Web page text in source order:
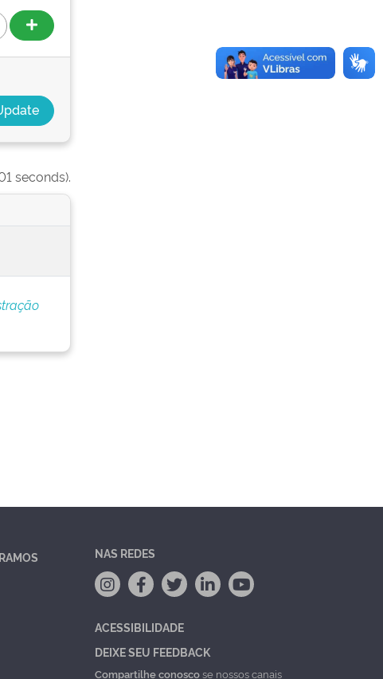
seconds).
NAS REDES
ACESSIBILIDADE
DEIXE SEU FEEDBACK
Compartilhe conoscose nossos canais